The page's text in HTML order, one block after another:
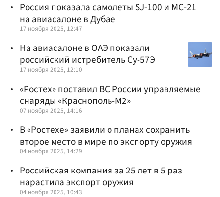
Россия показала самолеты SJ-100 и МС-21
на авиасалоне в Дубае
17 ноября 2025, 12:47
На авиасалоне в ОАЭ показали
российский истребитель Су-57Э
17 ноября 2025, 12:10
«Ростех» поставил ВС России управляемые
снаряды «Краснополь-М2»
07 ноября 2025, 14:16
В «Ростехе» заявили о планах сохранить
второе место в мире по экспорту оружия
04 ноября 2025, 14:29
Российская компания за 25 лет в 5 раз
нарастила экспорт оружия
04 ноября 2025, 10:43